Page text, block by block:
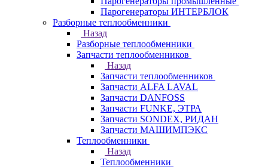
Парогенераторы ИНТЕРБЛОК
Разборные теплообменники
Назад
Разборные теплообменники
Запчасти теплообменников
Назад
Запчасти теплообменников
Запчасти ALFA LAVAL
Запчасти DANFOSS
Запчасти FUNKE, ЭТРА
Запчасти SONDEX, РИДАН
Запчасти МАШИМПЭКС
Теплообменники
Назад
Теплообменники